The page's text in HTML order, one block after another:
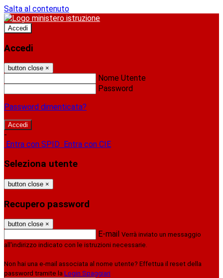
Salta al contenuto
Accedi
Accedi
button close ×
Nome Utente
Password
Password dimenticata?
-
Entra con SPID Entra con CIE
Seleziona utente
button close ×
Recupero password
button close ×
E-mail Verrà inviato un messaggio
all'indirizzo indicato con le istruzioni necessarie.
Non hai una e-mail associata al nome utente? Effettua il reset della
password tramite la Login Spaggiari